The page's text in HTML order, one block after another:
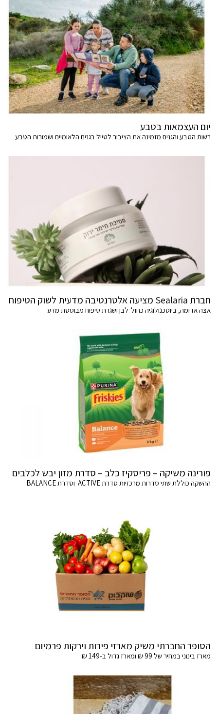
יום העצמאות בטבע
רשות הטבע והגנים מזמינה את הציבור לטייל בגנים הלאומיים ושמורות הטבע
חברת Sealaria מציעה אלטרנטיבה מדעית לשוק הטיפוח
אצה אדומה, ביוטכנולוגיה כחול־לבן ושגרת טיפוח מבוססת מדע
פורינה משיקה – פריסקיז כלב – סדרת מזון יבש לכלבים
ההשקה כוללת שתי סדרות מרכזיות סדרת ACTIVE וסדרת BALANCE
הסופר החברתי משיק מארזי פירות וירקות פרמיום
מארז בינוני במחיר של 99 ₪ ומארז גדול ב-149 ₪.